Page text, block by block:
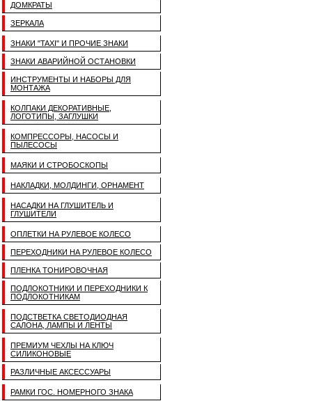
ДОМКРАТЫ
ЗЕРКАЛА
ЗНАКИ "TAXI" И ПРОЧИЕ ЗНАКИ
ЗНАКИ АВАРИЙНОЙ ОСТАНОВКИ
ИНСТРУМЕНТЫ И НАБОРЫ ДЛЯ
МОНТАЖА
КОЛПАКИ ДЕКОРАТИВНЫЕ,
ЛОГОТИПЫ, ЗАГЛУШКИ
КОМПРЕССОРЫ, НАСОСЫ И
ПЫЛЕСОСЫ
МАЯКИ И СТРОБОСКОПЫ
НАКЛАДКИ, МОЛДИНГИ, ОРНАМЕНТ
НАСАДКИ НА ГЛУШИТЕЛЬ И
ГЛУШИТЕЛИ
ОПЛЕТКИ НА РУЛЕВОЕ КОЛЕСО
ПЕРЕХОДНИКИ НА РУЛЕВОЕ КОЛЕСО
ПЛЕНКА ТОНИРОВОЧНАЯ
ПОДЛОКОТНИКИ И ПЕРЕХОДНИКИ К
ПОДЛОКОТНИКАМ
ПОДСТВЕТКА СВЕТОДИОДНАЯ
САЛОНА, ЛАМПЫ И ЛЕНТЫ
ПРЕМИУМ ЧЕХЛЫ НА КЛЮЧ
СИЛИКОНОВЫЕ
РАЗЛИЧНЫЕ АКСЕССУАРЫ
РАМКИ ГОС. НОМЕРНОГО ЗНАКА